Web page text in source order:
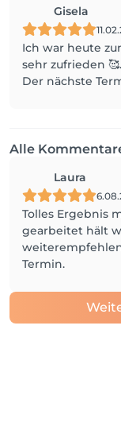
Gisela
Ich war heute
sehr zufrieden 🥰.
Der nächste
Alle
Laura
Tolles Ergebnis
gearbeitet hält
Termin.